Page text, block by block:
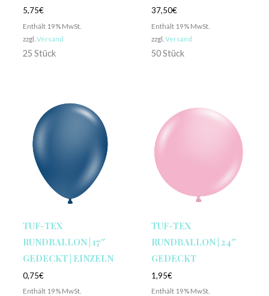
5,75€
Enthält 19% MwSt.
zzgl. Versand
25 Stück
37,50€
Enthält 19% MwSt.
zzgl. Versand
50 Stück
TUF-TEX
RUNDBALLON | 17″
GEDECKT | EINZELN
0,75€
Enthält 19% MwSt.
TUF-TEX
RUNDBALLON | 24″
GEDECKT
1,95€
Enthält 19% MwSt.